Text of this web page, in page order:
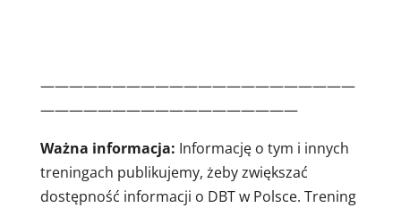
——————————————————————
——————————————————
Ważna informacja: Informację o tym i innych
treningach publikujemy, żeby zwiększać
dostępność informacji o DBT w Polsce. Trening